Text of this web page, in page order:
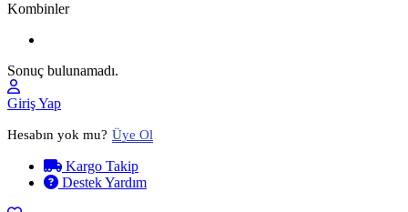
Kombinler
Sonuç bulunamadı.
Giriş Yap
Hesabın yok mu? Üye Ol
Kargo Takip
Destek Yardım